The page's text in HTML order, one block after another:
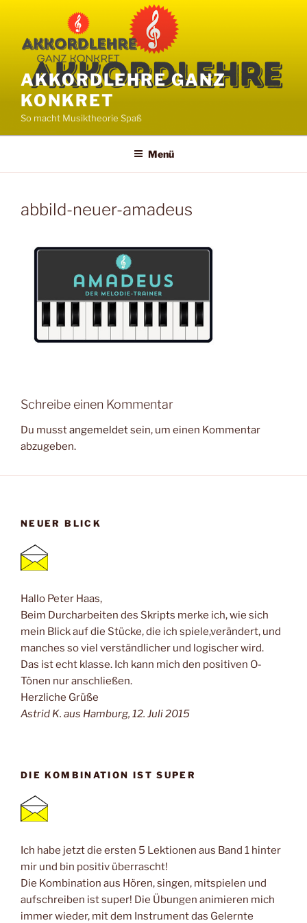
springen
AKKORDLEHRE GANZ
KONKRET
So macht Musiktheorie Spaß
Menü
abbild-neuer-amadeus
Schreibe einen Kommentar
Du musstangemeldetsein, um einen Kommentar
abzugeben.
NEUER BLICK
Hallo Peter Haas,
Beim Durcharbeiten des Skripts merke ich, wie sich
mein Blick auf die Stücke, die ich spiele,verändert, und
manches so viel verständlicher und logischer wird.
Das ist echt klasse. Ich kann mich den positiven O-
Tönen nur anschließen.
Herzliche Grüße
Astrid K. aus Hamburg, 12. Juli 2015
DIE KOMBINATION IST SUPER
Ich habe jetzt die ersten 5 Lektionen aus Band 1 hinter
mir und bin positiv überrascht!
Die Kombination aus Hören, singen, mitspielen und
aufschreiben ist super! Die Übungen animieren mich
immer wieder, mit dem Instrument das Gelernte